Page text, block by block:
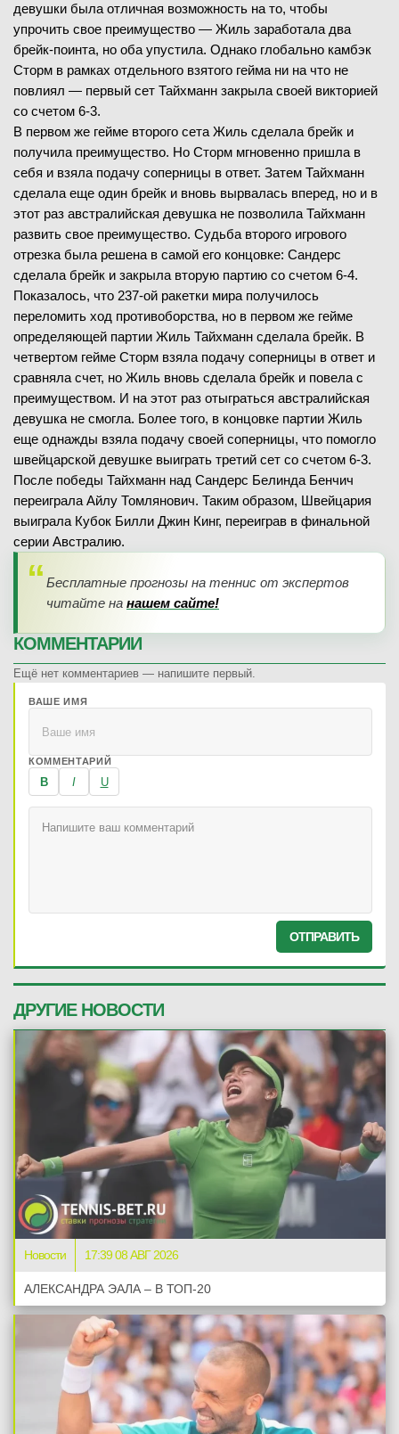
девушки была отличная возможность на то, чтобы
упрочить свое преимущество — Жиль заработала два
брейк-поинта, но оба упустила. Однако глобально камбэк
Сторм в рамках отдельного взятого гейма ни на что не
повлиял — первый сет Тайхманн закрыла своей викторией
со счетом 6-3.
В первом же гейме второго сета Жиль сделала брейк и
получила преимущество. Но Сторм мгновенно пришла в
себя и взяла подачу соперницы в ответ. Затем Тайхманн
сделала еще один брейк и вновь вырвалась вперед, но и в
этот раз австралийская девушка не позволила Тайхманн
развить свое преимущество. Судьба второго игрового
отрезка была решена в самой его концовке: Сандерс
сделала брейк и закрыла вторую партию со счетом 6-4.
Показалось, что 237-ой ракетки мира получилось
переломить ход противоборства, но в первом же гейме
определяющей партии Жиль Тайхманн сделала брейк. В
четвертом гейме Сторм взяла подачу соперницы в ответ и
сравняла счет, но Жиль вновь сделала брейк и повела с
преимуществом. И на этот раз отыграться австралийская
девушка не смогла. Более того, в концовке партии Жиль
еще однажды взяла подачу своей соперницы, что помогло
швейцарской девушке выиграть третий сет со счетом 6-3.
После победы Тайхманн над Сандерс Белинда Бенчич
переиграла Айлу Томлянович. Таким образом, Швейцария
выиграла Кубок Билли Джин Кинг, переиграв в финальной
серии Австралию.
Бесплатные прогнозы на теннис от экспертов
читайте на нашем сайте!
КОММЕНТАРИИ
Ещё нет комментариев — напишите первый.
ВАШЕ ИМЯ
КОММЕНТАРИЙ
B I U
ОТПРАВИТЬ
ДРУГИЕ НОВОСТИ
Новости 17:39 08 АВГ 2026
АЛЕКСАНДРА ЭАЛА – В ТОП-20